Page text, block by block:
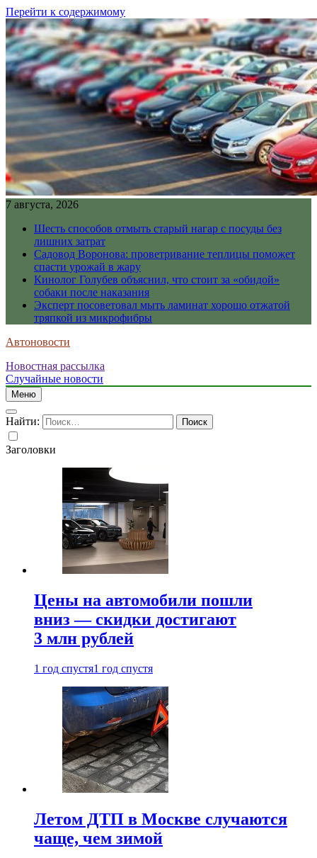
Перейти к содержимому
7 августа, 2026
Шесть способов отмыть старый нагар с посуды без
лишних затрат
Садовод Воронова: проветривание теплицы поможет
спасти урожай в жару
Кинолог Голубев объяснил, что стоит за «обидой»
собаки после наказания
Эксперт посоветовал мыть ламинат хорошо отжатой
тряпкой из микрофибры
Автоновости
Новостная рассылка
Случайные новости
Меню
Найти:
Заголовки
Цены на автомобили пошли
вниз — скидки достигают
3 млн рублей
1 год спустя1 год спустя
Летом ДТП в Москве случаются
чаще, чем зимой